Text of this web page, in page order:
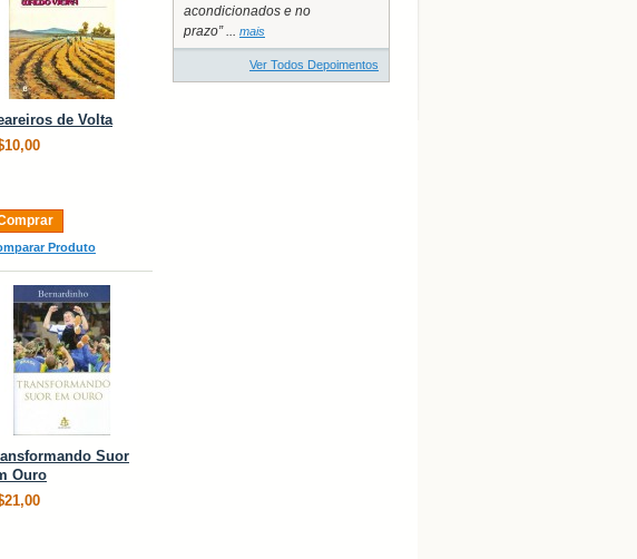
de Volta
Produto
Suor
Ouro
acondicionados e no
prazo” ... mais
Ver Todos Depoimentos